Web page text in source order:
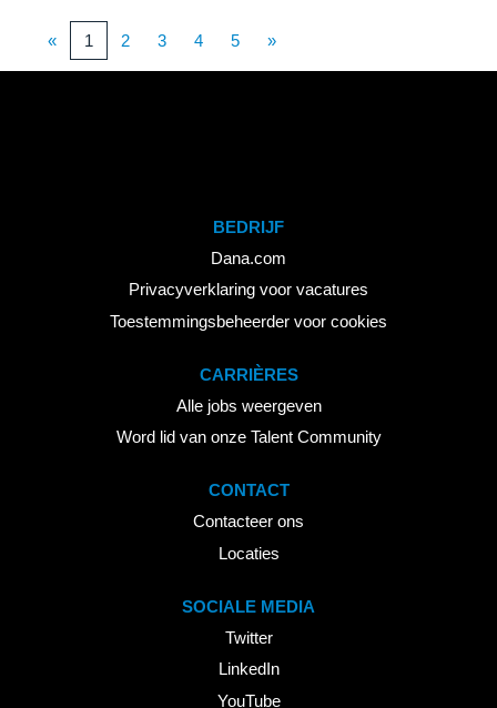
« 1 2 3 4 5 »
BEDRIJF
Dana.com
Privacyverklaring voor vacatures
Toestemmingsbeheerder voor cookies
CARRIÈRES
Alle jobs weergeven
Word lid van onze Talent Community
CONTACT
Contacteer ons
Locaties
SOCIALE MEDIA
Twitter
LinkedIn
YouTube